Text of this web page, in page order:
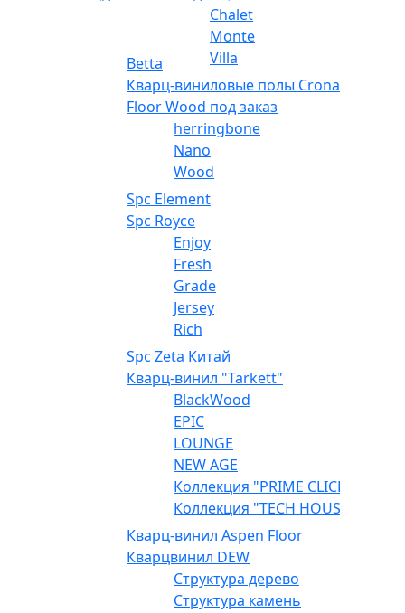
Betta
Chalet
Monte
Villa
Кварц-виниловые полы Crona
Floor Wood под заказ
herringbone
Nano
Wood
Spc Element
Spc Royce
Enjoy
Fresh
Grade
Jersey
Rich
Spc Zeta Китай
Кварц-винил "Tarkett"
BlackWood
EPIC
LOUNGE
NEW AGE
Коллекция "PRIME CLICK"
Коллекция "TECH HOUSE"
Кварц-винил Aspen Floor
Кварцвинил DEW
Структура дерево
Структура камень